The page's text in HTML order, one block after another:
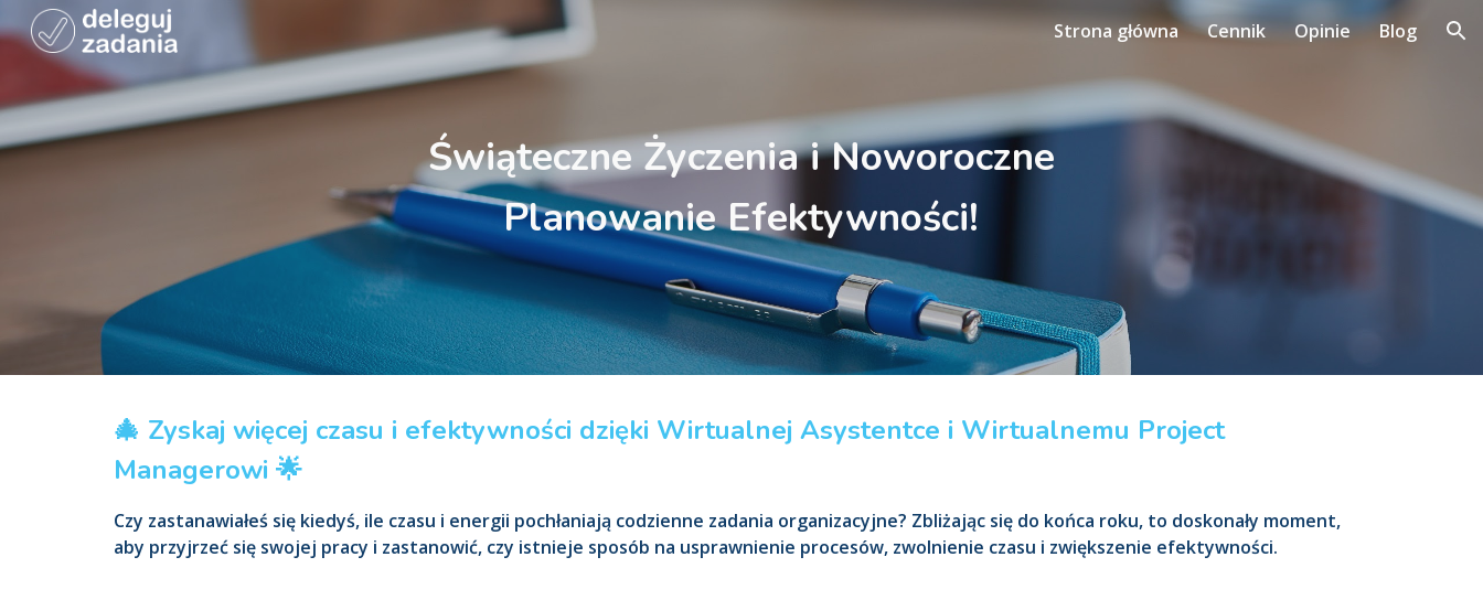
Skip to main content Strona główna Cennik Opinie Blog
Świąteczne Życzenia i Noworoczne
Planowanie Efektywności!
🎄 Zyskaj więcej czasu i efektywności dzięki Wirtualnej Asystentce i Wirtualnemu Project
Managerowi 🌟
Czy zastanawiałeś się kiedyś, ile czasu i energii pochłaniają codzienne zadania organizacyjne? Zbliżając się do końca roku, to doskonały moment,
aby przyjrzeć się swojej pracy i zastanowić, czy istnieje sposób na usprawnienie procesów, zwolnienie czasu i zwiększenie efektywności.